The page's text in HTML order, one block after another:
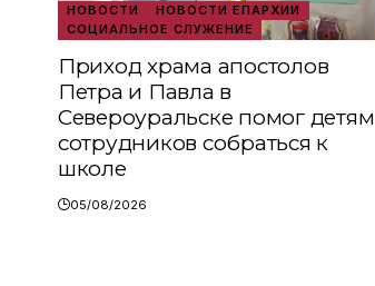
НОВОСТИ
НОВОСТИ ЕПАРХИИ
СОЦИАЛЬНОЕ СЛУЖЕНИЕ
Приход храма апостолов
Петра и Павла в
Североуральске помог детям
сотрудников собраться к
школе
05/08/2026